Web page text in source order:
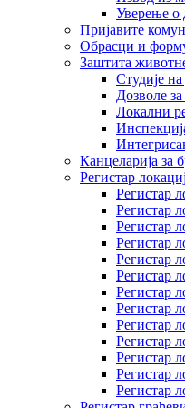
Уверење о
Пријавите
Обрасци и
Заштита
Студије
Дозволе
Локални
Канцеларија за
Регистар
Регистар
Регистар
Регистар
Регистар
Регистар
Регистар
Регистар
Регистар
Регистар
Регистар
Регистар
Регистар
Регистар